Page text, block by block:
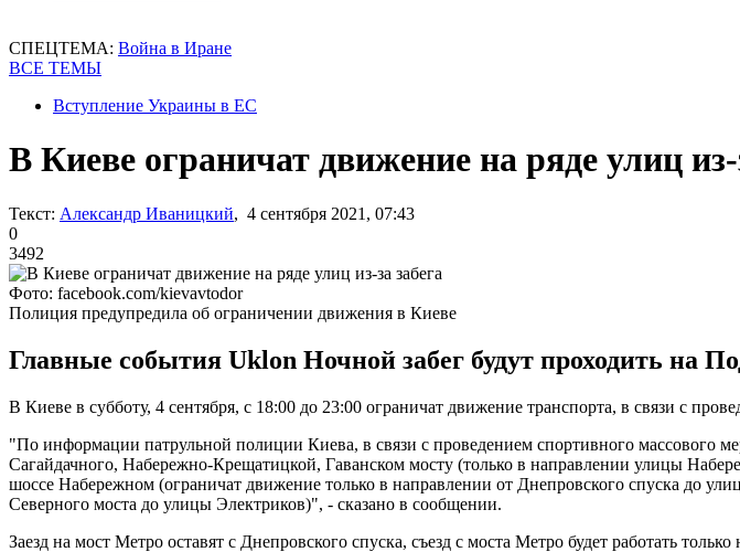
СПЕЦТЕМА: Война в Иране
ВСЕ ТЕМЫ
Вступление Украины в ЕС
В Киеве ограничат движение на ряде улиц из-
Текст: Александр Иваницкий, 4 сентября 2021, 07:43
0
3492
Фото: facebook.com/kievavtodor
Полиция предупредила об ограничении движения в Киеве
Главные события Uklon Ночной забег будут проходить на
В Киеве в субботу, 4 сентября, с 18:00 до 23:00 ограничат движение транспорта, в связи с
"По информации патрульной полиции Киева, в связи с проведением спортивного массового
Сагайдачного, Набережно-Крещатицкой, Гаванском мосту (только в направлении улицы
шоссе Набережном (ограничат движение только в направлении от Днепровского спуска до
Северного моста до улицы Электриков)", - сказано в сообщении.
Заезд на мост Метро оставят с Днепровского спуска, съезд с моста Метро будет работать только